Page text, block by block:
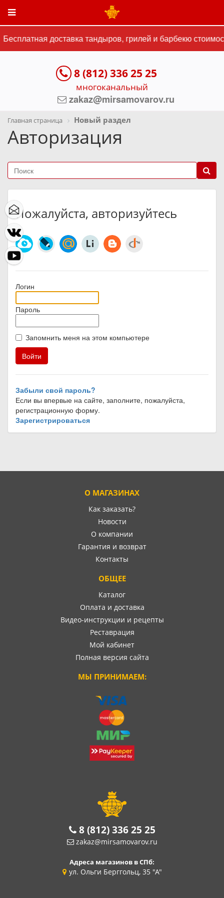
Бесплатная доставка тандыров, грилей и барбекю
8 (812) 336 25 25
многоканальный
zakaz@mirsamovarov.ru
Главная страница Новый раздел
Авторизация
Пожалуйста, авторизуйтесь
Логин
Пароль
Запомнить меня на этом компьютере
Забыли свой пароль?
Если вы впервые на сайте, заполните, пожалуйста,
регистрационную форму.
Зарегистрироваться
О МАГАЗИНАХ
Как заказать?
Новости
О компании
Гарантия и возврат
Контакты
ОБЩЕЕ
Каталог
Оплата и доставка
Видео-инструкции и рецепты
Реставрация
Мой кабинет
Полная версия сайта
МЫ ПРИНИМАЕМ:
8 (812) 336 25 25
zakaz@mirsamovarov.ru
Адреса магазинов в СПб:
ул. Ольги Берггольц, 35 "А"